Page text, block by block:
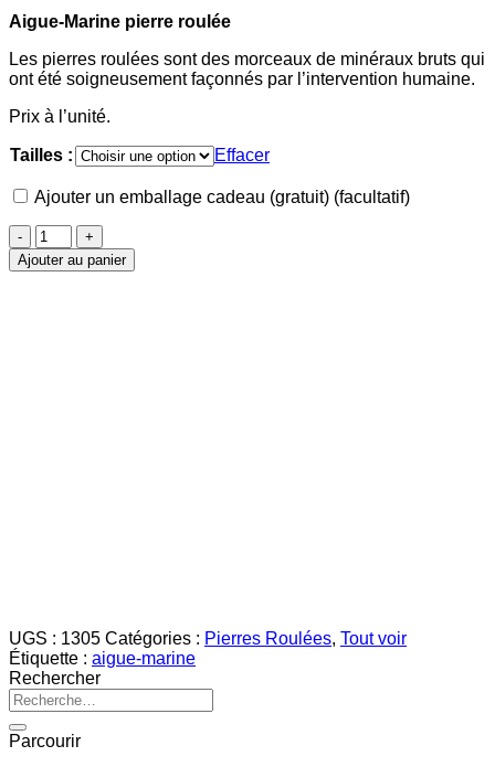
CHF 3
CHF 9
Aigue-Marine pierre roulée
Les pierres roulées sont des morceaux de minéraux bruts qui
ont été soigneusement façonnés par l’intervention humaine.
Prix à l’unité.
Tailles : Effacer
Ajouter un emballage cadeau (gratuit) (facultatif)
quantité
de
Aigue-
Ajouter au panier
UGS : 1305 Catégories : Pierres Roulées, Tout voir
Étiquette : aigue-marine
Rechercher
Recherche
pour :
Parcourir